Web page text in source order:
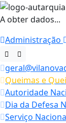
A obter dados...
Administração
Queimas e
Autoridade
Dia da Defesa
Serviço